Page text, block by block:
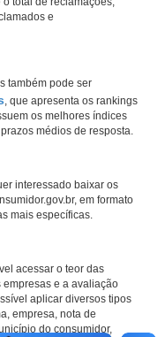
e
também pode ser
, que apresenta os rankings
os melhores índices
médios de resposta.
interessado baixar os
em formato
mais específicas.
acessar o teor das
e a avaliação
aplicar diversos tipos
empresa, nota de
do consumidor,